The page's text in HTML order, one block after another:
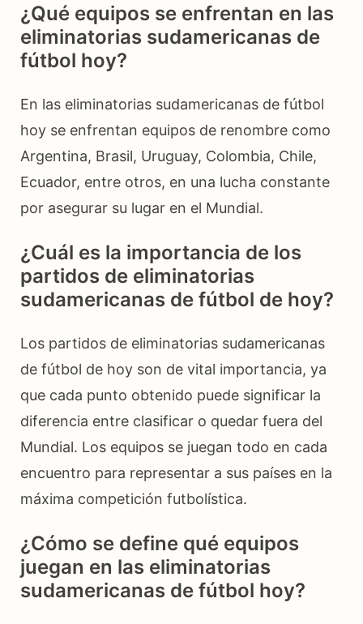
¿Qué equipos se enfrentan en las
eliminatorias sudamericanas de
fútbol hoy?
En las eliminatorias sudamericanas de fútbol
hoy se enfrentan equipos de renombre como
Argentina, Brasil, Uruguay, Colombia, Chile,
Ecuador, entre otros, en una lucha constante
por asegurar su lugar en el Mundial.
¿Cuál es la importancia de los
partidos de eliminatorias
sudamericanas de fútbol de hoy?
Los partidos de eliminatorias sudamericanas
de fútbol de hoy son de vital importancia, ya
que cada punto obtenido puede significar la
diferencia entre clasificar o quedar fuera del
Mundial. Los equipos se juegan todo en cada
encuentro para representar a sus países en la
máxima competición futbolística.
¿Cómo se define qué equipos
juegan en las eliminatorias
sudamericanas de fútbol hoy?